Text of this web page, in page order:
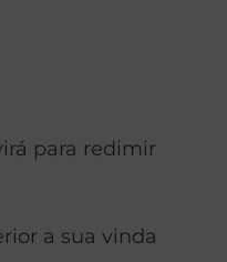
para redimir
a sua vinda